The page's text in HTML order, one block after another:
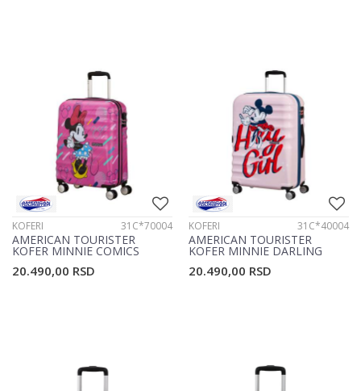
KOFERI 31C*70004
AMERICAN TOURISTER
KOFER MINNIE COMICS
20.490,00 RSD
KOFERI 31C*40004
AMERICAN TOURISTER
KOFER MINNIE DARLING
20.490,00 RSD